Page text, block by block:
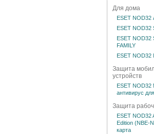
Для дома
ESET NOD32
ESET NOD32
ESET NOD32
FAMILY
ESET NOD32
Защита
устройств
ESET NOD32
антивирус
Защита
ESET NOD32
Edition (NBE-
карта